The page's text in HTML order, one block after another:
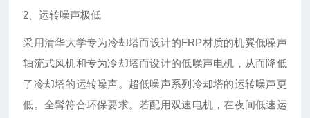
2、运转噪声极低
采用清华大学专为冷却塔而设计的FRP材质的机翼低噪声
轴流式风机和专为冷却塔而设计的低噪声电机，从而降低
了冷却塔的运转噪声。超低噪声系列冷却塔的运转噪声更
低。全髯符合环保要求。若配用双速电机，在夜间低速运